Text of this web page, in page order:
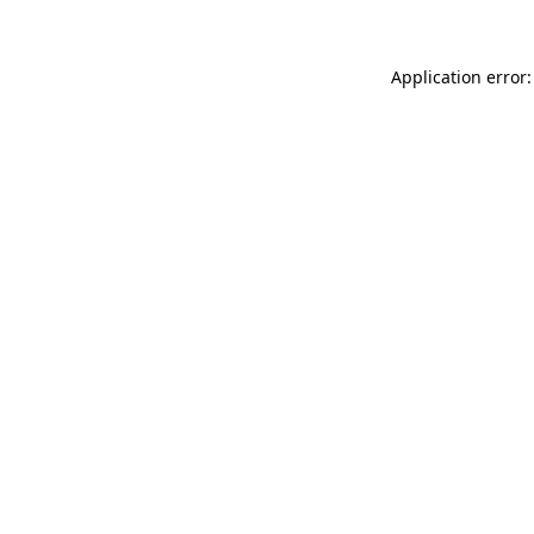
Application